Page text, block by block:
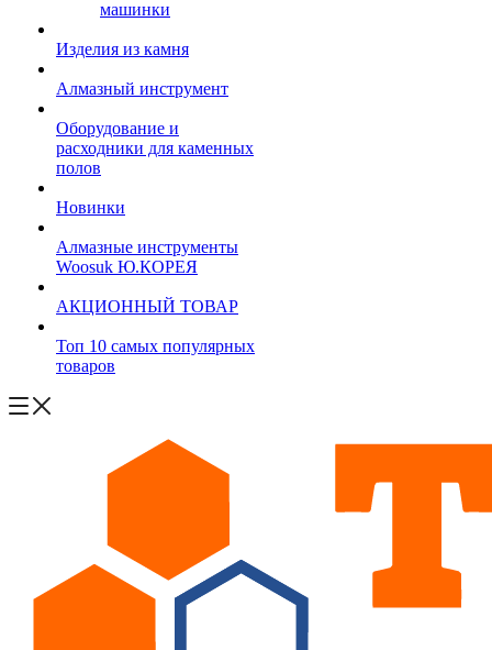
машинки
Изделия из камня
Алмазный инструмент
Оборудование и
расходники для каменных
полов
Новинки
Алмазные инструменты
Woosuk Ю.КОРЕЯ
АКЦИОННЫЙ ТОВАР
Топ 10 самых популярных
товаров